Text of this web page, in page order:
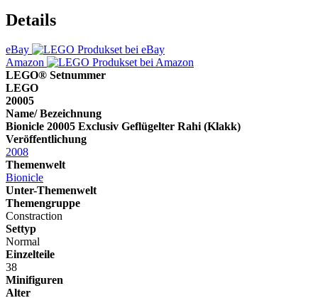
Details
eBay
Amazon
LEGO® Setnummer
LEGO
20005
Name/ Bezeichnung
Bionicle 20005 Exclusiv Geflügelter Rahi (Klakk)
Veröffentlichung
2008
Themenwelt
Bionicle
Unter-Themenwelt
Themengruppe
Constraction
Settyp
Normal
Einzelteile
38
Minifiguren
Alter